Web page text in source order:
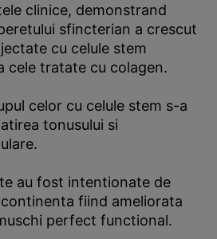
clinice, demonstrand
sfincterian a crescut
cu celule stem
cele tratate cu colagen.
celor cu celule stem s-a
tonusului si
au fost intentionate de
fiind ameliorata
perfect functional.